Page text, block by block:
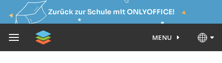
Zurück zur Schule mit ONLYOFFICE!
MENU